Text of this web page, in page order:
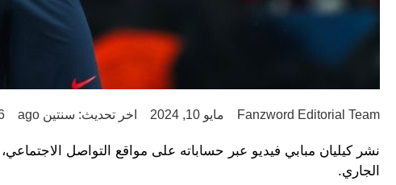
Fanzword Editorial Team مايو 10, 2024 اخر تحديث: سنتين ago
نشر كيليان مبابي فيديو عبر حساباته على مواقع التواصل
الجاري.